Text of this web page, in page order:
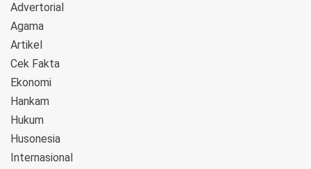
Advertorial
Agama
Artikel
Cek Fakta
Ekonomi
Hankam
Hukum
Husonesia
Internasional